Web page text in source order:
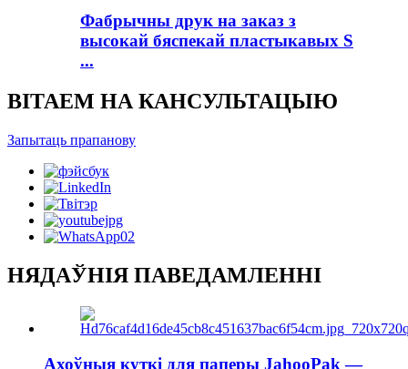
Фабрычны друк на заказ з
высокай бяспекай пластыкавых S
...
ВІТАЕМ НА КАНСУЛЬТАЦЫЮ
Запытаць прапанову
НЯДАЎНІЯ ПАВЕДАМЛЕННІ
Ахоўныя куткі для паперы JahooPak —